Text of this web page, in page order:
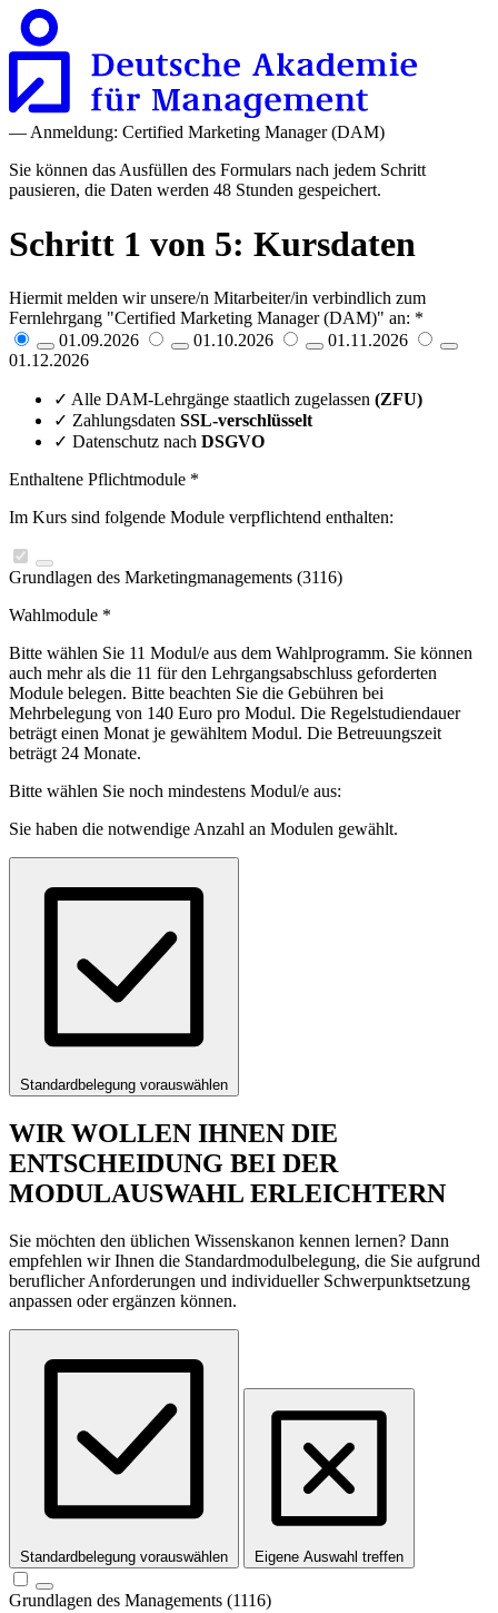
— Anmeldung: Certified Marketing Manager (DAM)
Sie können das Ausfüllen des Formulars nach jedem Schritt
pausieren, die Daten werden 48 Stunden gespeichert.
Schritt 1 von 5: Kursdaten
Hiermit melden wir unsere/n Mitarbeiter/in verbindlich zum
Fernlehrgang "Certified Marketing Manager (DAM)" an: *
01.09.2026
01.10.2026
01.11.2026
01.12.2026
✓ Alle DAM-Lehrgänge staatlich zugelassen (ZFU)
✓ Zahlungsdaten SSL-verschlüsselt
✓ Datenschutz nach DSGVO
Enthaltene Pflichtmodule *
Im Kurs sind folgende Module verpflichtend enthalten:
Grundlagen des Marketingmanagements (3116)
Wahlmodule *
Bitte wählen Sie 11 Modul/e aus dem Wahlprogramm. Sie können
auch mehr als die 11 für den Lehrgangsabschluss geforderten
Module belegen. Bitte beachten Sie die Gebühren bei
Mehrbelegung von 140 Euro pro Modul. Die Regelstudiendauer
beträgt einen Monat je gewähltem Modul. Die Betreuungszeit
beträgt 24 Monate.
Bitte wählen Sie noch mindestens Modul/e aus:
Sie haben die notwendige Anzahl an Modulen gewählt.
Standardbelegung vorauswählen
WIR WOLLEN IHNEN DIE
ENTSCHEIDUNG BEI DER
MODULAUSWAHL ERLEICHTERN
Sie möchten den üblichen Wissenskanon kennen lernen? Dann
empfehlen wir Ihnen die Standardmodulbelegung, die Sie aufgrund
beruflicher Anforderungen und individueller Schwerpunktsetzung
anpassen oder ergänzen können.
Standardbelegung vorauswählen Eigene Auswahl treffen
Grundlagen des Managements (1116)